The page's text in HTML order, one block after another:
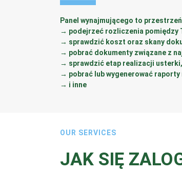
Panel wynajmującego to
→ podejrzeć rozliczenia pomiędzy
→ sprawdzić koszt oraz skany
→ pobrać dokumenty związane z
→ sprawdzić etap realizacji
→ pobrać lub wygenerować
→ i inne
OUR SERVICES
JAK SIĘ